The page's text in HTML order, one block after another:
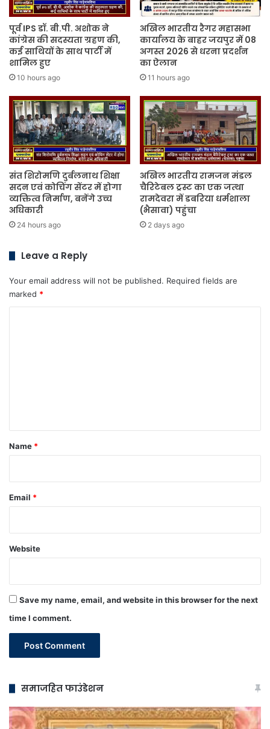
पूर्व IPS डॉ. बी.पी. अशोक ने
कांग्रेस की सदस्यता ग्रहण की,
कई साथियों के साथ पार्टी में
शामिल हुए
10 hours ago
अखिल भारतीय रैगर महासभा
कार्यालय के बाहर जयपुर में 08
अगस्त 2026 से धरना प्रदर्शन
का ऐलान
11 hours ago
संत शिरोमणि दुर्बलनाथ शिक्षा
सदन एवं कोचिंग सेंटर में होगा
व्यक्तित्व निर्माण, बनेंगे उच्च
अधिकारी
24 hours ago
अखिल भारतीय रामजन मंडल
चैरिटेबल ट्रस्ट का एक जत्था
रामदेवरा में डबरिया धर्मशाला
(भैसावा) पहुंचा
2 days ago
Leave a Reply
Your email address will not be published. Required fields are
marked *
*
Name *
Email *
Website
Save my name, email, and website in this browser for the next
time I comment.
समाजहित फाउंडेशन